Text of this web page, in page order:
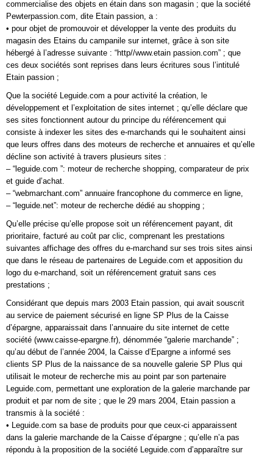
commercialise des objets en étain dans son magasin ; que la société
Pewterpassion.com, dite Etain passion, a :
• pour objet de promouvoir et développer la vente des produits du
magasin des Etains du campanile sur internet, grâce à son site
hébergé à l’adresse suivante : “http//www.etain passion.com” ; que
ces deux sociétés sont reprises dans leurs écritures sous l’intitulé
Etain passion ;
Que la société Leguide.com a pour activité la création, le
développement et l’exploitation de sites internet ; qu’elle déclare que
ses sites fonctionnent autour du principe du référencement qui
consiste à indexer les sites des e-marchands qui le souhaitent ainsi
que leurs offres dans des moteurs de recherche et annuaires et qu’elle
décline son activité à travers plusieurs sites :
– “leguide.com ”: moteur de recherche shopping, comparateur de prix
et guide d’achat.
– “webmarchant.com” annuaire francophone du commerce en ligne,
– “leguide.net”: moteur de recherche dédié au shopping ;
Qu’elle précise qu’elle propose soit un référencement payant, dit
prioritaire, facturé au coût par clic, comprenant les prestations
suivantes affichage des offres du e-marchand sur ses trois sites ainsi
que dans le réseau de partenaires de Leguide.com et apposition du
logo du e-marchand, soit un référencement gratuit sans ces
prestations ;
Considérant que depuis mars 2003 Etain passion, qui avait souscrit
au service de paiement sécurisé en ligne SP Plus de la Caisse
d’épargne, apparaissait dans l’annuaire du site internet de cette
société (www.caisse-epargne.fr), dénommée “galerie marchande” ;
qu’au début de l’année 2004, la Caisse d’Epargne a informé ses
clients SP Plus de la naissance de sa nouvelle galerie SP Plus qui
utilisait le moteur de recherche mis au point par son partenaire
Leguide.com, permettant une exploration de la galerie marchande par
produit et par nom de site ; que le 29 mars 2004, Etain passion a
transmis à la société :
• Leguide.com sa base de produits pour que ceux-ci apparaissent
dans la galerie marchande de la Caisse d’épargne ; qu’elle n’a pas
répondu à la proposition de la société Leguide.com d’apparaître sur